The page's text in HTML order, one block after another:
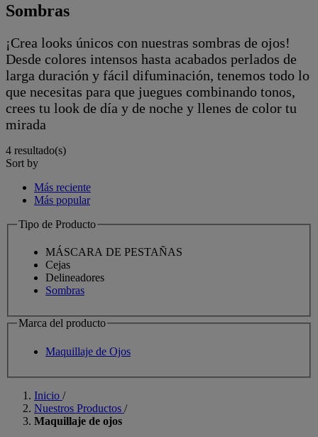
Sombras
¡Crea looks únicos con nuestras sombras de ojos!
Desde colores intensos hasta acabados perlados de
larga duración y fácil difuminación, tenemos todo lo
que necesitas para que juegues combinando tonos,
crees tu look de día y de noche y llenes de color tu
mirada
4 resultado(s)​
Sort by
Más reciente
Más popular
Tipo de Producto
MÁSCARA DE PESTAÑAS
Cejas
Delineadores
Sombras
Marca del producto
Maquillaje de Ojos
Inicio /
Nuestros Productos /
Maquillaje de ojos